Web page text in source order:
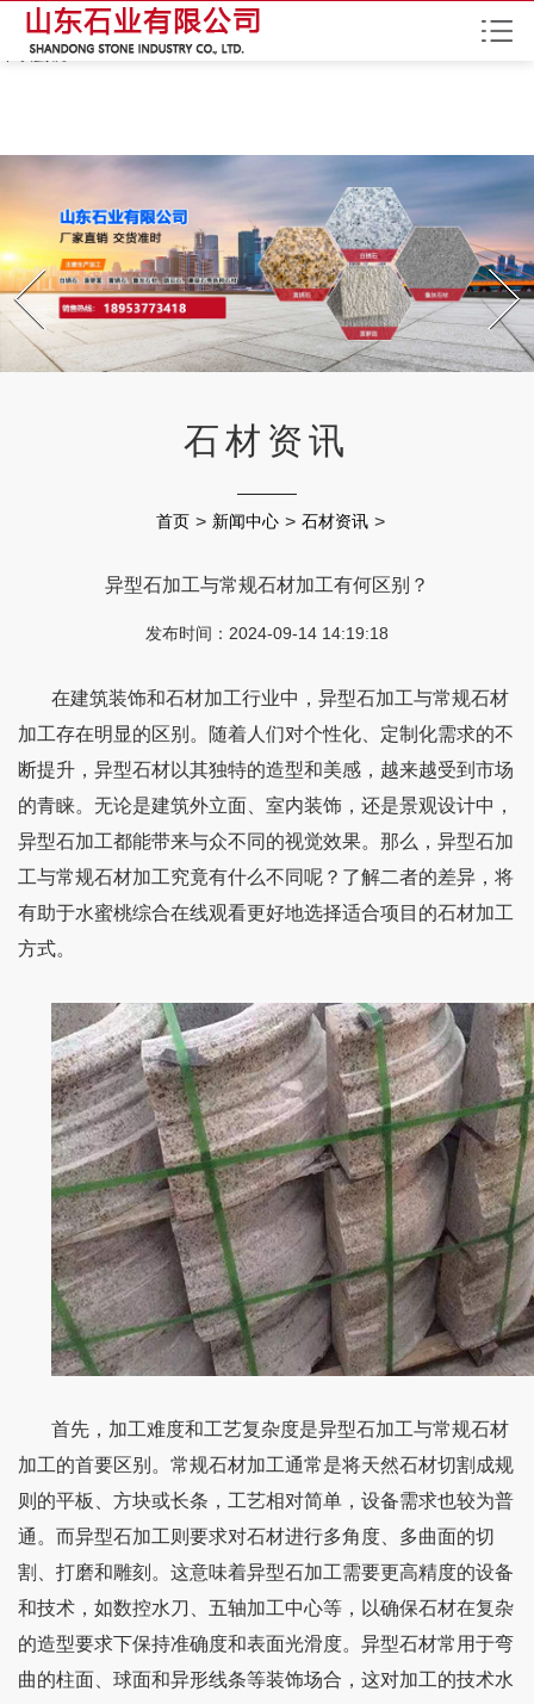
水蜜桃综合在线观看,蜜桃AV网站免费看,蜜桃视频高清无码,黄色APP免费
下载蜜桃
Prev Next
石材资讯
首页 > 新闻中心 > 石材资讯 >
异型石加工与常规石材加工有何区别？
发布时间：2024-09-14 14:19:18
在建筑装饰和石材加工行业中，异型石加工与常规石材
加工存在明显的区别。随着人们对个性化、定制化需求的不
断提升，异型石材以其独特的造型和美感，越来越受到市场
的青睐。无论是建筑外立面、室内装饰，还是景观设计中，
异型石加工都能带来与众不同的视觉效果。那么，异型石加
工与常规石材加工究竟有什么不同呢？了解二者的差异，将
有助于水蜜桃综合在线观看更好地选择适合项目的石材加工
方式。
首先，加工难度和工艺复杂度是异型石加工与常规石材
加工的首要区别。常规石材加工通常是将天然石材切割成规
则的平板、方块或长条，工艺相对简单，设备需求也较为普
通。而异型石加工则要求对石材进行多角度、多曲面的切
割、打磨和雕刻。这意味着异型石加工需要更高精度的设备
和技术，如数控水刀、五轴加工中心等，以确保石材在复杂
的造型要求下保持准确度和表面光滑度。异型石材常用于弯
曲的柱面、球面和异形线条等装饰场合，这对加工的技术水